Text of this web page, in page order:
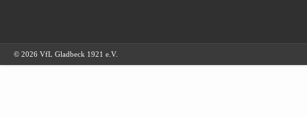
© 2026 VfL Gladbeck 1921 e.V.